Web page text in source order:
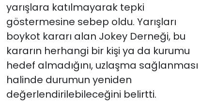
yarışlara katılmayarak tepki
göstermesine sebep oldu. Yarışları
boykot kararı alan Jokey Derneği, bu
kararın herhangi bir kişi ya da kurumu
hedef almadığını, uzlaşma sağlanması
halinde durumun yeniden
değerlendirilebileceğini belirtti.